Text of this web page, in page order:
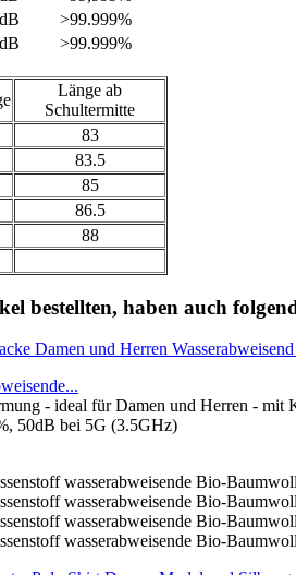
>99.999%
>99.999%
Länge ab
Schultermitte
83
83.5
85
86.5
88
bestellten, haben auch
- ideal für Damen und Herren -
50dB bei 5G (3.5GHz)